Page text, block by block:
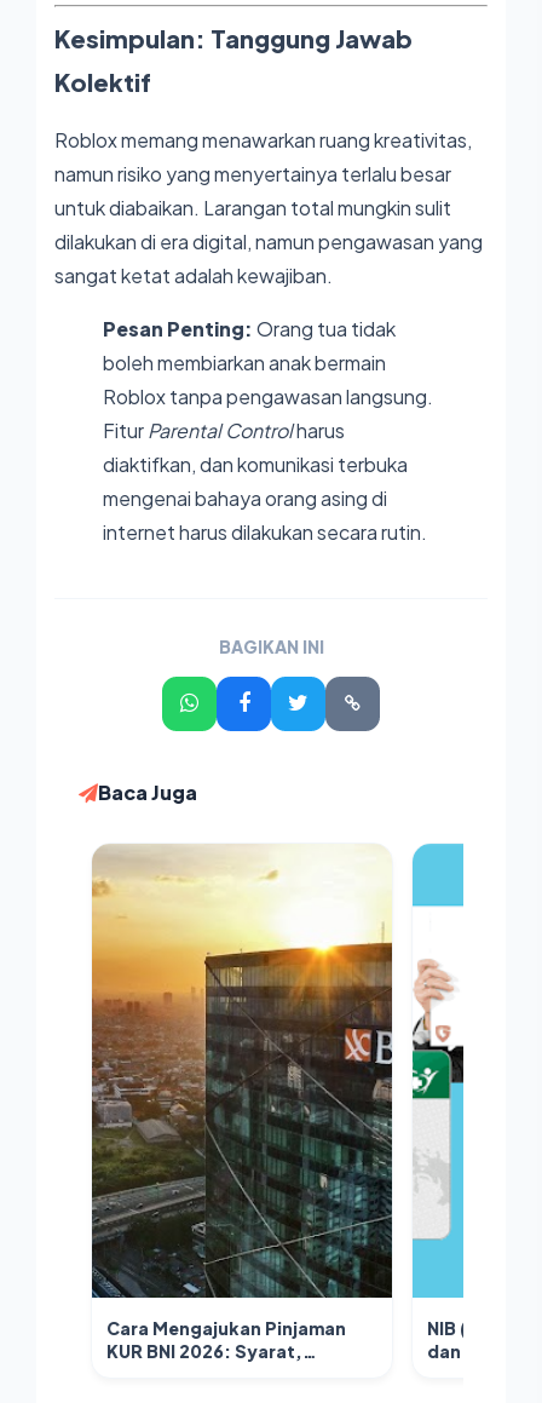
Kesimpulan: Tanggung Jawab
Kolektif
Roblox memang menawarkan ruang kreativitas,
namun risiko yang menyertainya terlalu besar
untuk diabaikan. Larangan total mungkin sulit
dilakukan di era digital, namun pengawasan yang
sangat ketat adalah kewajiban.
Pesan Penting: Orang tua tidak
boleh membiarkan anak bermain
Roblox tanpa pengawasan langsung.
FiturParental Controlharus
diaktifkan, dan komunikasi terbuka
mengenai bahaya orang asing di
internet harus dilakukan secara rutin.
BAGIKAN INI
Baca Juga
Cara Mengajukan Pinjaman
KUR BNI 2026: Syarat,
NIB (Nomor
dan NPWP